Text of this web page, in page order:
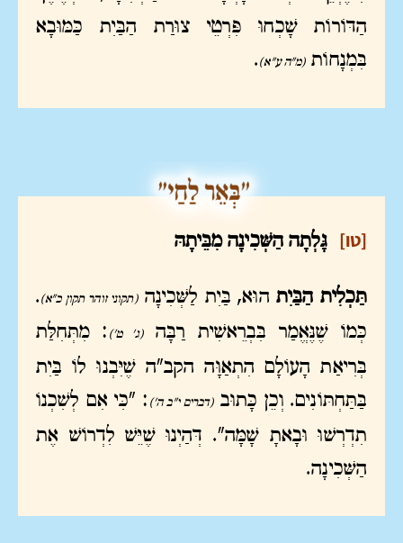
הַדּוֹרוֹת שָׁכְחוּ פִּרְטֵי צוּרַת הַבַּיִת כַּמּוּבָא
בִּמְנָחוֹת (מ"ה ע"א).
[טו] גָּלְתָה הַשְּׁכִינָה מִבֵּיתָהּ
תַּכְלִית הַבַּיִת הוּא, בַּיִת לַשְּׁכִינָה(תקוני זוהר תקון כ"א).
כְּמוֹ שֶׁנֶּאֱמַר בִּבְרֵאשִׁית רַבָּה(ג' ט') : מִתְּחִלַּת
בְּרִיאַת הָעוֹלָם הִתְאַוָּה הקב"ה שֶׁיִּבְנוּ לוֹ בַּיִת
בַּתַּחְתּוֹנִים. וְכֵן כָּתוּב(דברים י"ב ה') : "כִּי אִם לְשִׁכְנוֹ
תִדְרְשׁוּ וּבָאתָ שָׁמָּה". דְּהַיְנוּ שֶׁיֵּשׁ לִדְרוֹשׁ אֶת
הַשְּׁכִינָה.